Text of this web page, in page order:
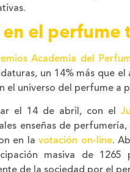
el perfume
Academia del
un 14% más que
el universo del perfume a
el 14 de abril, con el
enseñas de
en lavotación on-line.
masiva de 1265